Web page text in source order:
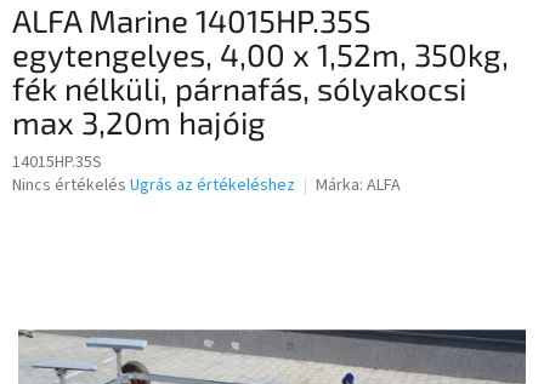
ALFA Marine 14015HP.35S
egytengelyes, 4,00 x 1,52m, 350kg,
fék nélküli, párnafás, sólyakocsi
max 3,20m hajóig
14015HP.35S
A
csillag.
Nincs értékelés Ugrás az értékeléshez Márka: ALFA